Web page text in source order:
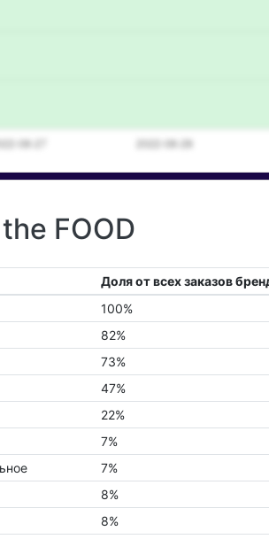
FOOD
Доля от всех заказов
100%
82%
73%
47%
22%
7%
7%
8%
8%